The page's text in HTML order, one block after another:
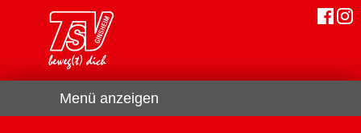
Menü anzeigen